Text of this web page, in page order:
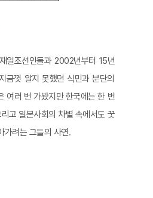
일조선인들과 2002년부터 15년
금껏 알지 못했던 식민과 분단의
여러 번 가봤지만 한국에는 한 번
고 일본사회의 차별 속에서도 꿋
가려는 그들의 사연.